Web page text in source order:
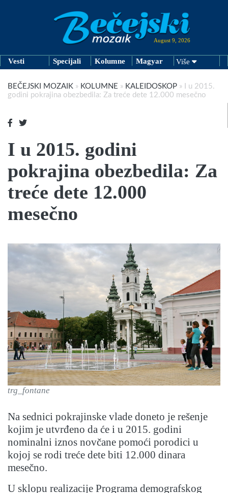
August 9, 2026
Vesti Specijali Kolumne Magyar Više
BEČEJSKI MOZAIK » KOLUMNE » KALEIDOSKOP »
I u 2015.
godini pokrajina obezbedila: Za treće dete 12.000 mesečno
I u 2015. godini
pokrajina obezbedila: Za
treće dete 12.000
mesečno
trg_fontane
Na sednici pokrajinske vlade doneto je rešenje
kojim je utvrđeno da će i u 2015. godini
nominalni iznos novčane pomoći porodici u
kojoj se rodi treće dete biti 12.000 dinara
mesečno.
U sklopu realizacije Programa demografskog